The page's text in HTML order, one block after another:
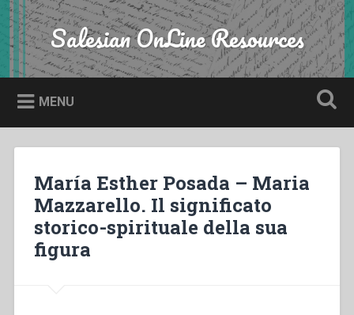
Skip
to
content
Search Salesian OnLine Resources
MENU
María Esther Posada – Maria
Mazzarello. Il significato
storico-spirituale della sua
figura